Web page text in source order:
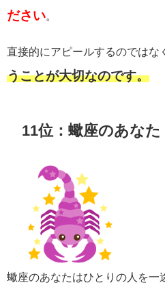
ださい。
直接的にアピールするのではな
うことが大切なのです。
11位：蠍座のあなた
蠍座のあなたはひとりの人を一